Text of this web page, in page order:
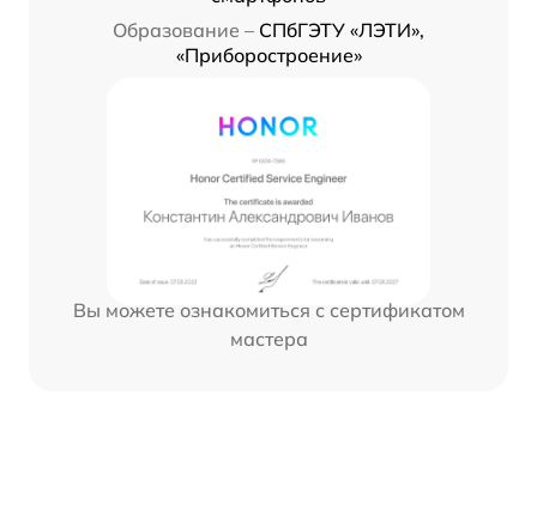
Образование – СПбГЭТУ «ЛЭТИ»,
«Приборостроение»
Вы можете ознакомиться с сертификатом
мастера